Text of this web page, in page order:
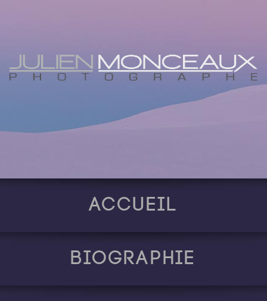
Accueil
Biographie